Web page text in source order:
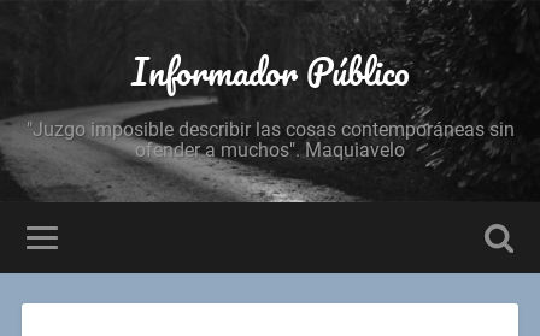
Informador Público
"Juzgo imposible describir las cosas contemporáneas sin
ofender a muchos". Maquiavelo